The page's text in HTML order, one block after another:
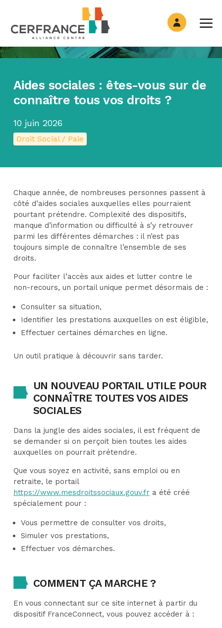
Aides sociales : êtes-vous sur de
connaître tous vos droits ?
10 juin 2026
Droit Social / Paie
Chaque année, de nombreuses personnes passent à
côté d’aides sociales auxquelles elles pourraient
pourtant prétendre. Complexité des dispositifs,
manque d’information ou difficulté à s’y retrouver
parmi les différentes démarches : il n’est pas
toujours simple de connaître l’ensemble de ses
droits.
Pour faciliter l’accès aux aides et lutter contre le
non-recours, un portail unique permet désormais de :
Consulter sa situation,
Identifier les prestations auxquelles on est éligible,
Effectuer certaines démarches en ligne.
Un outil pratique à découvrir sans tarder.
UN NOUVEAU PORTAIL UTILE POUR
CONNAÎTRE TOUTES VOS AIDES
SOCIALES
Dans la jungle des aides sociales, il est fréquent de
se demander si on perçoit bien toutes les aides
auxquelles on pourrait prétendre.
Que vous soyez en activité, sans emploi ou en
retraite, le portail
https://www.mesdroitssociaux.gouv.fr a été créé
spécialement pour :
Vous permettre de consulter vos droits,
Simuler vos prestations,
Effectuer vos démarches.
COMMENT ÇA MARCHE ?
En vous connectant sur ce site internet à partir du
dispositif FranceConnect, vous pouvez accéder à :
Panneau de gestion des cookies